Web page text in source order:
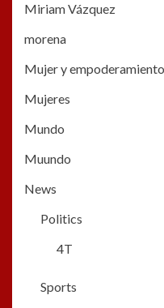
Miriam Vázquez
morena
Mujer y empoderamiento
Mujeres
Mundo
Muundo
News
Politics
4T
Sports